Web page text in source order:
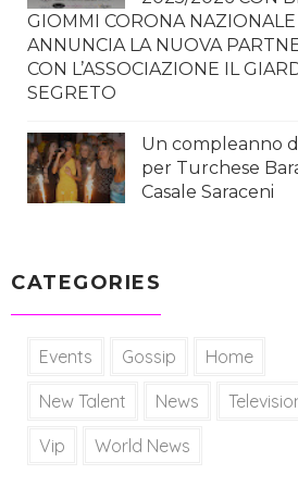
GIOMMI CORONA
ANNUNCIA LA NUOVA
CON L’ASSOCIAZIONE IL
SEGRETO
Un compleanno
per Turchese
Casale Saraceni
CATEGORIES
Events Gossip Home
New Talent News
Vip World News